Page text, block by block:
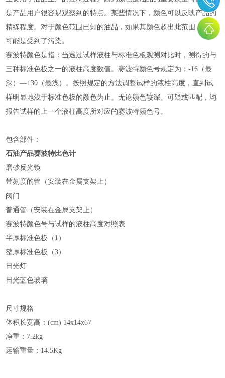
是产品用户很容易观察到的特点。某些情况下，颜色可以反映产品的
精练程度。对于颜色范围已知的油品，如果其颜色超出此范围，就有
可能是受到了污染。
赛波特颜色是指：当透过试样液柱与标准色板观测对比时，测得的与
三种标准色板之一的液柱高度数值。赛波特颜色号规定为：-16（最
深）—+30（最浅）。按照规定的方法调整试样的液柱高度，直到试
样明显地浅于标准色板的颜色为止。无论颜色较深、可疑或匹配，均
报告试样的上一个液柱高度所对应的赛波特颜色号。
包含部件：
石油产品赛波特比色计
磨砂反光镜
带刻度的管（安装在金属支架上）
阀门
普通管（安装在金属支架上）
赛波特颜色号与试样的液柱高度对照表
半厚标准色板（ 1）
整厚标准色板（3）
日光灯
日光蓝色玻璃
尺寸规格
体积长宽高：(cm) 14x14x67
净重： 7.2kg
运输重量： 14.5Kg